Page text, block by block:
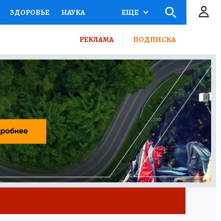
ЗДОРОВЬЕ НАУКА
ЖЕНСКИЕ СЕКРЕТЫ
ДЕФИЦИТ ЖЕЛЕЗА
КП РЕКЛАМА ТЕСТЫ
ЕЩЕ
РЕКЛАМА ПОДПИСКА